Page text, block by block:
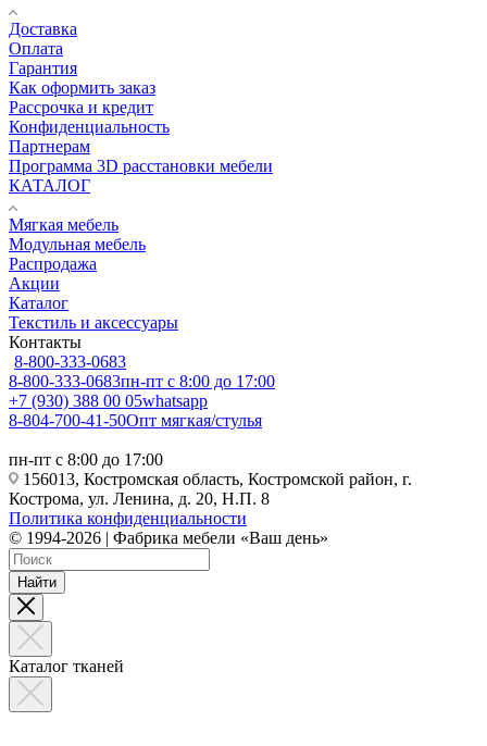
Доставка
Оплата
Гарантия
Как оформить заказ
Рассрочка и кредит
Конфиденциальность
Партнерам
Программа 3D расстановки мебели
КАТАЛОГ
Мягкая мебель
Модульная мебель
Распродажа
Акции
Каталог
Текстиль и аксессуары
Контакты
8-800-333-0683
8-800-333-0683пн-пт с 8:00 до 17:00
+7 (930) 388 00 05whatsapp
8-804-700-41-50Опт мягкая/стулья
пн-пт с 8:00 до 17:00
156013, Костромская область, Костромской район, г.
Кострома, ул. Ленина, д. 20, Н.П. 8
Политика конфиденциальности
© 1994-2026 | Фабрика мебели «Ваш день»
Найти
Каталог тканей